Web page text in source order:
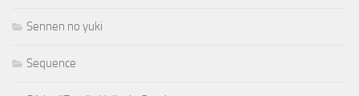
Sennen no yuki
Sequence